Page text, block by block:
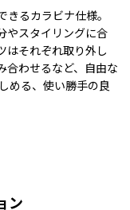
るカラビナ仕様。
やスタイリングに合
はそれぞれ取り外し
合わせるなど、自由な
める、使い勝手の良
ン